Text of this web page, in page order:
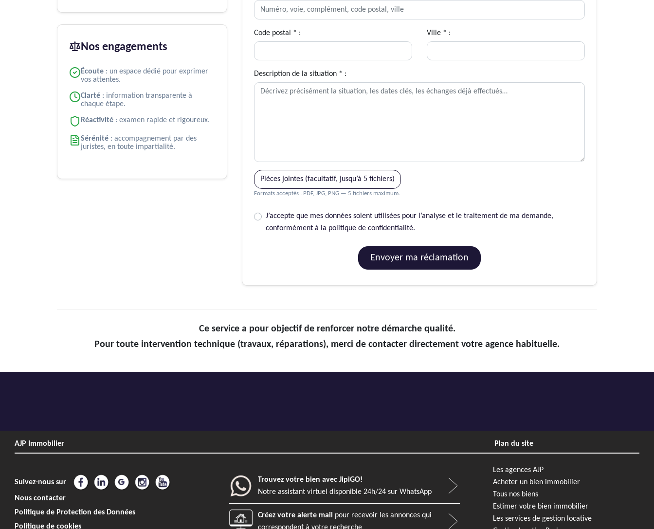
Nos engagements
Écoute : un espace dédié pour exprimer
vos attentes.
Clarté : information transparente à
chaque étape.
Réactivité : examen rapide et rigoureux.
Sérénité : accompagnement par des
juristes, en toute impartialité.
Code postal * : Ville * :
Description de la situation * :
Pièces jointes (facultatif, jusqu’à 5 fichiers)
Formats acceptés : PDF, JPG, PNG — 5 fichiers maximum.
J’accepte que mes données soient utilisées pour l’analyse et le traitement de ma demande,
conformément à la politique de confidentialité.
Envoyer ma réclamation
Ce service a pour objectif de renforcer notre démarche qualité.
Pour toute intervention technique (travaux, réparations), merci de contacter directement votre agence habituelle.
AJP Immobilier Plan du site
Suivez-nous sur
Nous contacter
Politique de Protection des Données
Politique de cookies
Trouvez votre bien avec JipiGO!
Notre assistant virtuel disponible 24h/24 sur WhatsApp
Créez votre alerte mail pour recevoir les annonces qui
Les agences AJP
Acheter un bien immobilier
Tous nos biens
Estimer votre bien immobilier
Les services de gestion locative